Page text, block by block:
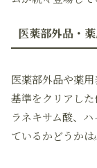
医薬部外品・
医薬部外品や薬
基準をクリアし
ラネキサム酸、
ているかどうかは